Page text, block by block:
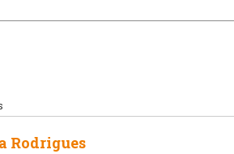
Rodrigues